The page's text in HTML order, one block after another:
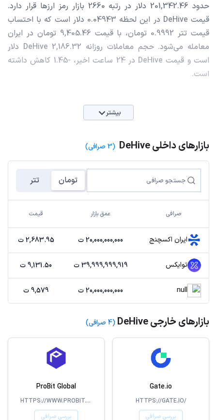
حدود 201,342.46 دلار در رتبه 2660 بازار رمز ارزها قرار دارد.
قیمت DeHive در این لحظه 0.04943 دلار است که با احتساب
قیمت تتر 0.9992 تومان، با قیمت 9,405.46 تومان در ایران
معامله می‌شود. حجم معاملات روزانه DeHive 2,186.32 دلار
است و قیمت DeHive در 24 ساعت اخیر، -1.45 کاهش داشته
است.
بیشتر
بازارهای داخلی DeHive (3 صرافی)
تومان تتر
صرافی عمق بازار قیمت
ایران اکسچنج 20,000,000,000 ت 2,683.95 ت
توایکس 39,999,999,919 ت 9,131.50 ت
null 20,000,000,000 ت 9,579 ت
بازارهای خارجی DeHive (4 صرافی)
Gate.io
HTTPS://GATE.IO/
بررسی صرافی
ProBit Global
HTTPS://WWW.PROBIT.COM/EN-US/
بررسی صرافی